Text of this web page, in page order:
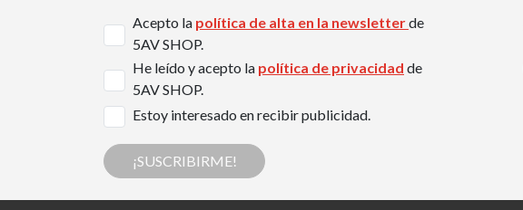
Acepto la política de alta en la newsletterde
5AV SHOP.
He leído y acepto la política de privacidad de
5AV SHOP.
Estoy interesado en recibir publicidad.
¡SUSCRIBIRME!